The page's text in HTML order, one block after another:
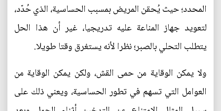
المحدد؛ حيث يُحقن المريض بمسبب الحساسية، الذي حُدّد،
لتعويد جهاز المناعة عليه ‫تدريجيا، غير أن هذا الحل
يتطلب التحلي بالصبر؛ نظرا لأنه يستغرق وقتا ‫طويلا.‬‬‬
‫ولا يمكن الوقاية من حمى القش، ولكن يمكن الوقاية من
العوامل ‫التي تسهم في تطور الحساسية، ويعني ذلك على